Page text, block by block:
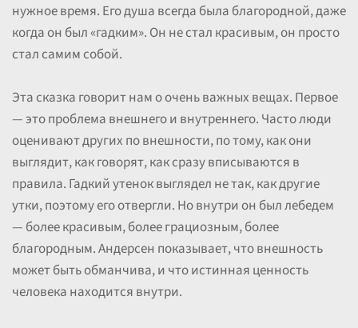
нужное время. Его душа всегда была благородной, даже
когда он был «гадким». Он не стал красивым, он просто
стал самим собой.
Эта сказка говорит нам о очень важных вещах. Первое
— это проблема внешнего и внутреннего. Часто люди
оценивают других по внешности, по тому, как они
выглядит, как говорят, как сразу вписываются в
правила. Гадкий утенок выглядел не так, как другие
утки, поэтому его отвергли. Но внутри он был лебедем
— более красивым, более грациозным, более
благородным. Андерсен показывает, что внешность
может быть обманчива, и что истинная ценность
человека находится внутри.